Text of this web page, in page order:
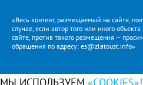
«Весь контент, размещаемый на сайте,
случае, если автор того или иного
сайте, против такого размещения —
обращения по адресу: es@zlatoust.info»